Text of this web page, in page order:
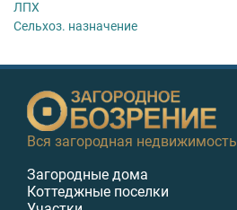
ЛПХ
Сельхоз. назначение
Вся загородная недвижимость
Загородные дома
Коттеджные поселки